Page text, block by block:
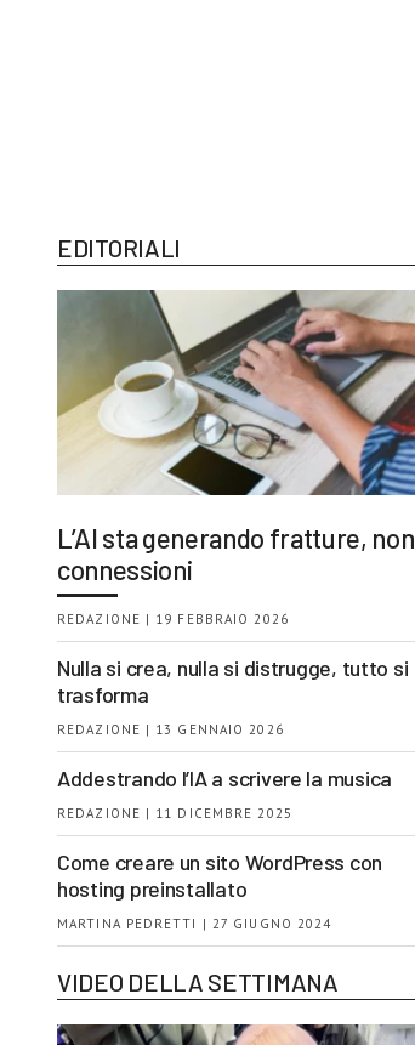
EDITORIALI
L’AI sta generando fratture, non
connessioni
REDAZIONE | 19 FEBBRAIO 2026
Nulla si crea, nulla si distrugge, tutto si
trasforma
REDAZIONE | 13 GENNAIO 2026
Addestrando l’IA a scrivere la musica
REDAZIONE | 11 DICEMBRE 2025
Come creare un sito WordPress con
hosting preinstallato
MARTINA PEDRETTI | 27 GIUGNO 2024
VIDEO DELLA SETTIMANA